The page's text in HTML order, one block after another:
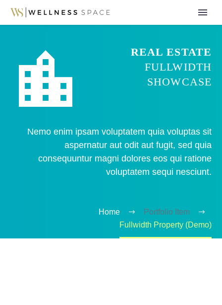


REAL ESTATE
FULLWIDTH
SHOWCASE
Nemo enim ipsam voluptatem quia voluptas sit
aspernatur aut odit aut fugit, sed quia
consequuntur magni dolores eos qui ratione
voluptatem sequi nesciunt.
Home
Portfolio Item
Fullwidth Property (Demo)